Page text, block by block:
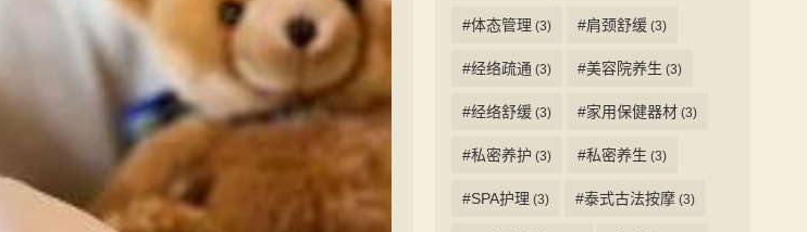
#体态管理 (3) #肩颈舒缓 (3)
#经络疏通 (3) #美容院养生 (3)
#经络舒缓 (3) #家用保健器材 (3)
#私密养护 (3) #私密养生 (3)
#SPA护理 (3) #泰式古法按摩 (3)